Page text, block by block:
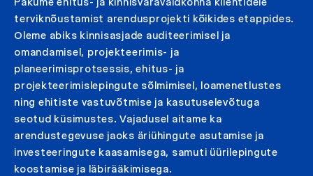
terviknõustamist arendusprojekti kõikides etappides.
Oleme abiks kinnisasjade auditeerimisel ja
omandamisel, projekteerimis- ja
planeerimisprotsessis, ehitus- ja
projekteerimislepingute sõlmimisel, loamenetlustes
ning ehitiste vastuvõtmise ja kasutuselevõtuga
seotud küsimustes. Vajadusel aitame ka
arendustegevuse jaoks äriühingute asutamise ja
investeeringute kaasamisega, samuti üürilepingute
koostamise ja läbirääkimisega.